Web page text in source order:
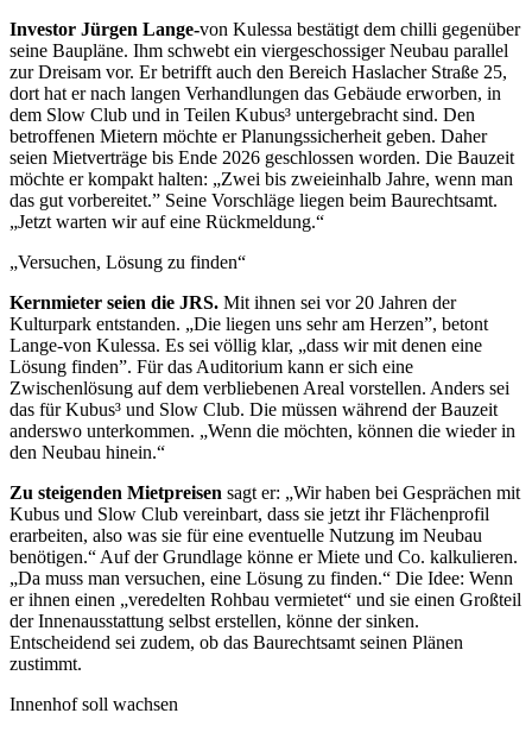
Investor Jürgen Lange-von Kulessa bestätigt dem chilli gegenüber
seine Baupläne. Ihm schwebt ein viergeschossiger Neubau parallel
zur Dreisam vor. Er betrifft auch den Bereich Haslacher Straße 25,
dort hat er nach langen Verhandlungen das Gebäude erworben, in
dem Slow Club und in Teilen Kubus³ untergebracht sind. Den
betroffenen Mietern möchte er Planungssicherheit geben. Daher
seien Mietverträge bis Ende 2026 geschlossen worden. Die Bauzeit
möchte er kompakt halten: „Zwei bis zweieinhalb Jahre, wenn man
das gut vorbereitet.” Seine Vorschläge liegen beim Baurechtsamt.
„Jetzt warten wir auf eine Rückmeldung.“
„Versuchen, Lösung zu finden“
Kernmieter seien die JRS. Mit ihnen sei vor 20 Jahren der
Kulturpark entstanden. „Die liegen uns sehr am Herzen”, betont
Lange-von Kulessa. Es sei völlig klar, „dass wir mit denen eine
Lösung finden”. Für das Auditorium kann er sich eine
Zwischenlösung auf dem verbliebenen Areal vorstellen. Anders sei
das für Kubus³ und Slow Club. Die müssen während der Bauzeit
anderswo unterkommen. „Wenn die möchten, können die wieder in
den Neubau hinein.“
Zu steigenden Mietpreisen sagt er: „Wir haben bei Gesprächen mit
Kubus und Slow Club vereinbart, dass sie jetzt ihr Flächenprofil
erarbeiten, also was sie für eine eventuelle Nutzung im Neubau
benötigen.“ Auf der Grundlage könne er Miete und Co. kalkulieren.
„Da muss man versuchen, eine Lösung zu finden.“ Die Idee: Wenn
er ihnen einen „veredelten Rohbau vermietet“ und sie einen Großteil
der Innenausstattung selbst erstellen, könne der sinken.
Entscheidend sei zudem, ob das Baurechts­amt seinen Plänen
zustimmt.
Innenhof soll wachsen